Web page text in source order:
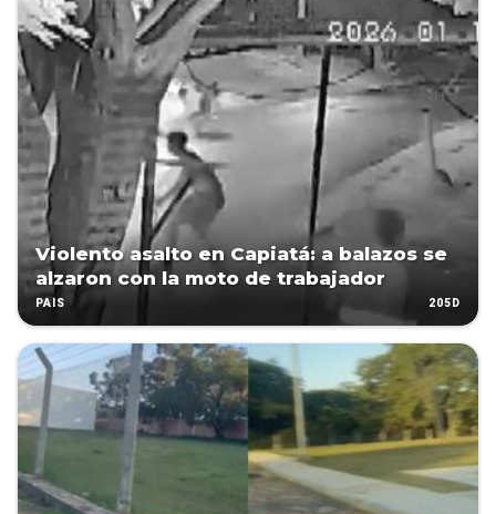
Violento asalto en Capiatá: a balazos se
alzaron con la moto de trabajador
PAÍS 205D